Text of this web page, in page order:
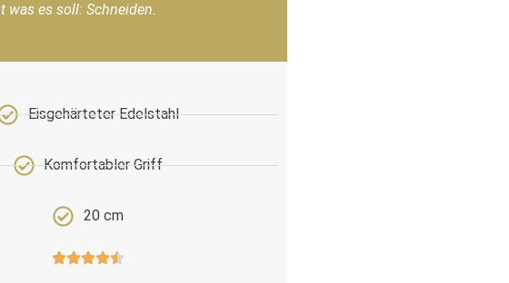
was es soll: Schneiden.
Eisgehärteter Edelstahl
Komfortabler Griff
20 cm